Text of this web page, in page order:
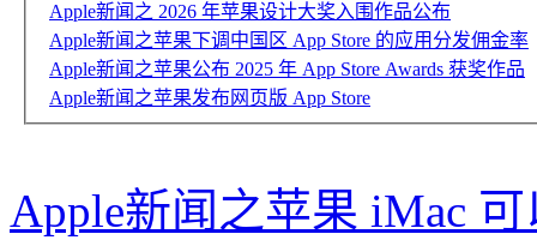
Apple新闻之 2026 年苹果设计大奖入围作品公布
Apple新闻之苹果下调中国区 App Store 的应用分发佣金率
Apple新闻之苹果公布 2025 年 App Store Awards 获奖作品
Apple新闻之苹果发布网页版 App Store
Apple新闻之苹果 iMac